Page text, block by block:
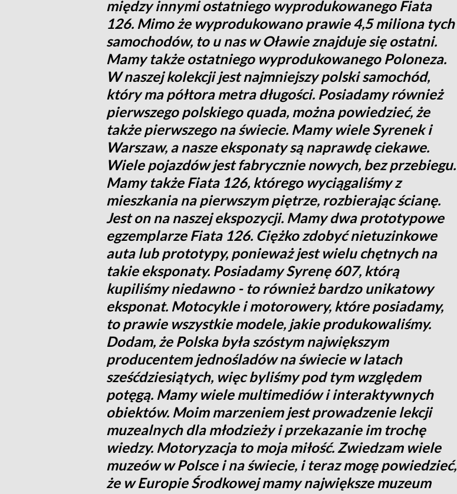
między innymi ostatniego wyprodukowanego Fiata
126. Mimo że wyprodukowano prawie 4,5 miliona tych
samochodów, to u nas w Oławie znajduje się ostatni.
Mamy także ostatniego wyprodukowanego Poloneza.
W naszej kolekcji jest najmniejszy polski samochód,
który ma półtora metra długości. Posiadamy również
pierwszego polskiego quada, można powiedzieć, że
także pierwszego na świecie. Mamy wiele Syrenek i
Warszaw, a nasze eksponaty są naprawdę ciekawe.
Wiele pojazdów jest fabrycznie nowych, bez przebiegu.
Mamy także Fiata 126, którego wyciągaliśmy z
mieszkania na pierwszym piętrze, rozbierając ścianę.
Jest on na naszej ekspozycji. Mamy dwa prototypowe
egzemplarze Fiata 126. Ciężko zdobyć nietuzinkowe
auta lub prototypy, ponieważ jest wielu chętnych na
takie eksponaty. Posiadamy Syrenę 607, którą
kupiliśmy niedawno - to również bardzo unikatowy
eksponat. Motocykle i motorowery, które posiadamy,
to prawie wszystkie modele, jakie produkowaliśmy.
Dodam, że Polska była szóstym największym
producentem jednośladów na świecie w latach
sześćdziesiątych, więc byliśmy pod tym względem
potęgą. Mamy wiele multimediów i interaktywnych
obiektów. Moim marzeniem jest prowadzenie lekcji
muzealnych dla młodzieży i przekazanie im trochę
wiedzy. Motoryzacja to moja miłość. Zwiedzam wiele
muzeów w Polsce i na świecie, i teraz mogę powiedzieć,
że w Europie Środkowej mamy największe muzeum